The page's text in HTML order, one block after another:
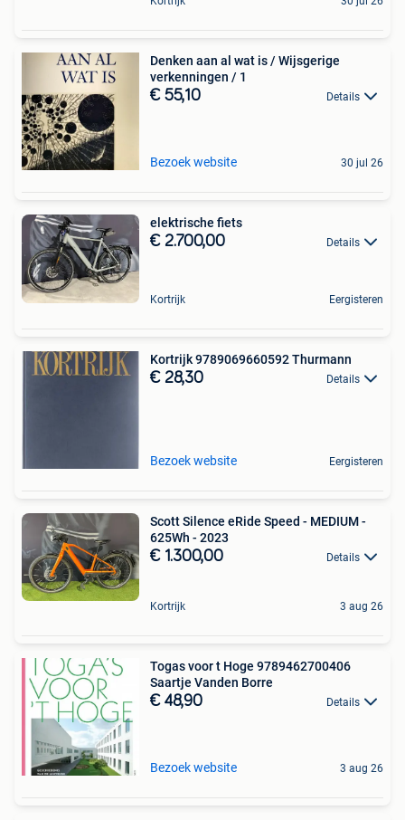
Denken aan al wat is / Wijsgerige
verkenningen / 1
€ 55,10 Details
Bezoek website 30 jul 26
elektrische fiets
€ 2.700,00 Details
Kortrijk Eergisteren
Kortrijk 9789069660592 Thurmann
€ 28,30 Details
Bezoek website Eergisteren
Scott Silence eRide Speed - MEDIUM -
625Wh - 2023
€ 1.300,00 Details
Kortrijk 3 aug 26
Togas voor t Hoge 9789462700406
Saartje Vanden Borre
€ 48,90 Details
Bezoek website 3 aug 26